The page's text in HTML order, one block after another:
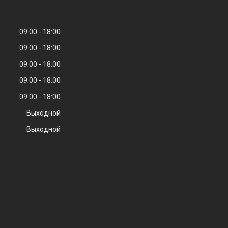
09:00
18:00
09:00
18:00
09:00
18:00
09:00
18:00
09:00
18:00
Выходной
Выходной